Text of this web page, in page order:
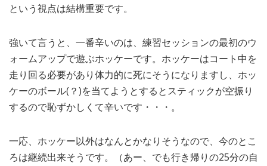
という視点は結構重要です。
強いて言うと、一番辛いのは、練習セッションの最初のウ
ォームアップで遊ぶホッケーです。ホッケーはコート中を
走り回る必要があり体力的に死にそうになりますし、ホッ
ケーのボール(？)を当てようとするとスティックが空振り
するので恥ずかしくて辛いです・・・。
一応、ホッケー以外はなんとかなりそうなので、今のとこ
ろは継続出来そうです。（あー、でも行き帰りの25分の自